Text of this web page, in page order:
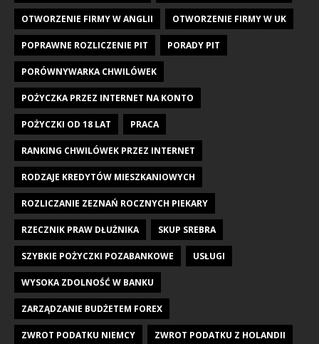
OTWORZENIE FIRMY W ANGLII OTWORZENIE FIRMY W UK
POPRAWNE ROZLICZENIE PIT PORADY PIT
PORÓWNYWARKA CHWILÓWEK
POŻYCZKA PRZEZ INTERNET NA KONTO
POŻYCZKI OD 18 LAT PRACA
RANKING CHWILÓWEK PRZEZ INTERNET
RODZAJE KREDYTÓW MIESZKANIOWYCH
ROZLICZANIE ZEZNAŃ ROCZNYCH PIEKARY
RZECZNIK PRAW DŁUŻNIKA SKUP SREBRA
SZYBKIE POŻYCZKI POZABANKOWE USŁUGI
WYSOKA ZDOLNOŚĆ W BANKU
ZARZĄDZANIE BUDŻETEM FOREX
ZWROT PODATKU NIEMCY ZWROT PODATKU Z HOLANDII